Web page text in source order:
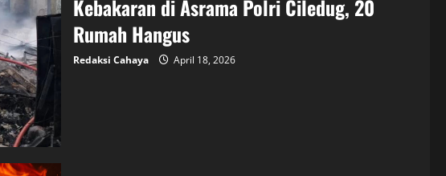
Kebakaran di Asrama Polri Ciledug, 20
Rumah Hangus
Redaksi Cahaya April 18, 2026